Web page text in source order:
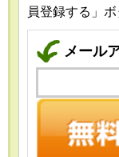
員登録する」
メール